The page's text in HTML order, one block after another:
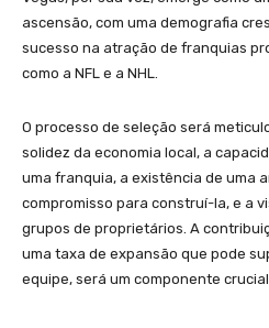
ascensão, com uma demografia
sucesso na atração de franquias
como a NFL e a NHL.
O processo de seleção será
solidez da economia local, a
uma franquia, a existência de uma
compromisso para construí-la, e a
grupos de proprietários. A
uma taxa de expansão que pode
equipe, será um componente